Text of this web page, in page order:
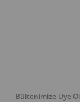
Bültenimize Üye